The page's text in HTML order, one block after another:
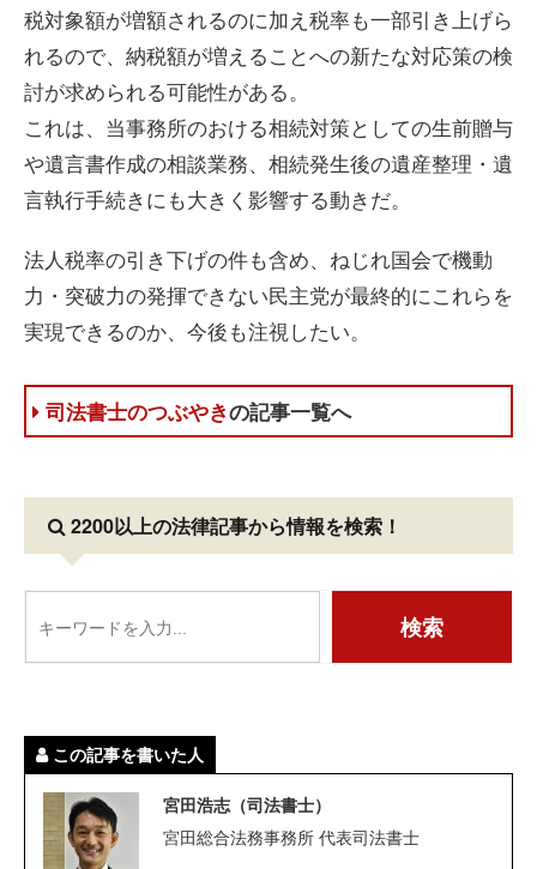
税対象額が増額されるのに加え税率も一部引き上げら
れるので、納税額が増えることへの新たな対応策の検
討が求められる可能性がある。
これは、当事務所のおける相続対策としての生前贈与
や遺言書作成の相談業務、相続発生後の遺産整理・遺
言執行手続きにも大きく影響する動きだ。
法人税率の引き下げの件も含め、ねじれ国会で機動
力・突破力の発揮できない民主党が最終的にこれらを
実現できるのか、今後も注視したい。
司法書士のつぶやきの記事一覧へ
2200以上の法律記事から情報を検索！
この記事を書いた人
宮田浩志（司法書士）
宮田総合法務事務所 代表司法書士